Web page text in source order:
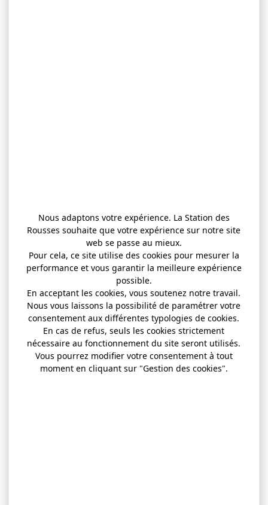
Nous adaptons votre expérience. La Station des
Rousses souhaite que votre expérience sur notre site
web se passe au mieux.
Pour cela, ce site utilise des cookies pour mesurer la
performance et vous garantir la meilleure expérience
possible.
En acceptant les cookies, vous soutenez notre travail.
Nous vous laissons la possibilité de paramétrer votre
consentement aux différentes typologies de cookies.
En cas de refus, seuls les cookies strictement
nécessaire au fonctionnement du site seront utilisés.
Vous pourrez modifier votre consentement à tout
moment en cliquant sur "Gestion des cookies".